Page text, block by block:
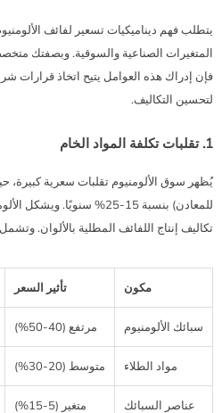
يتطلب فهم ديناميكيات تسعير لفائف
المتغيرات الصناعية والسوقية. وبصفتك
فإن إدراك هذه العوامل يتيح اتخاذ قرارات
لتحسين التكاليف.
1. تقلبات تكلفة المواد الخام
تكاليف إنتاج اللفائف المطلية بالألوان.
مكون تأثير السعر
سبائك الألومنيوم مرتفع (40-50%)
مواد الطلاء متوسط (20-30%)
عناصر السبائك متغير (5-15%)